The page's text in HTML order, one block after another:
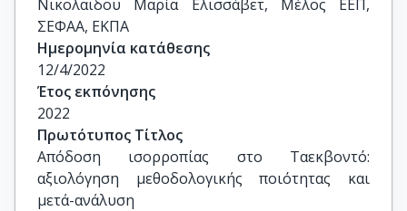
Νικολαΐδου Μαρία Ελισσάβετ, Μέλος ΕΕΠ,
ΣΕΦΑΑ, ΕΚΠΑ
Ημερομηνία κατάθεσης
12/4/2022
Έτος εκπόνησης
2022
Πρωτότυπος Τίτλος
Απόδοση ισορροπίας στο Ταεκβοντό:
αξιολόγηση μεθοδολογικής ποιότητας και
μετά-ανάλυση